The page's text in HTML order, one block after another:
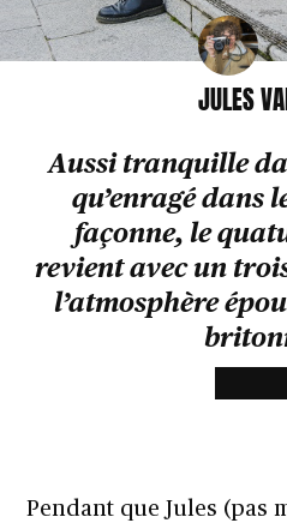
JULES
Aussi tranquille
qu’enragé dans
façonne, le
revient avec un
l’atmosphère
Pendant que Jules (pas